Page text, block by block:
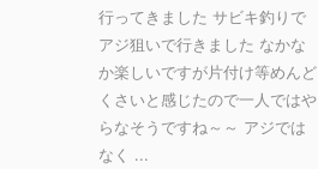
行ってきました サビキ釣りで
アジ狙いで行きました なかな
か楽しいですが片付け等めんど
くさいと感じたので一人ではや
らなそうですね～～ アジでは
なく ...